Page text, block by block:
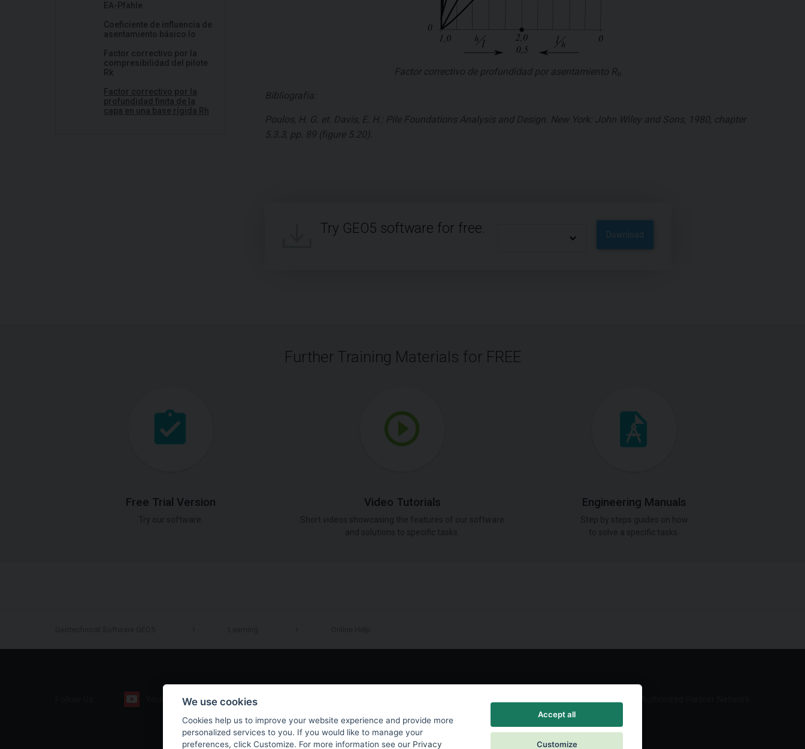
EA-Pfähle
Coeficiente de influencia de
asentamiento básico Io
Factor correctivo por la
compresibilidad del pilote
Rk
Factor correctivo por la
profundidad finita de la
capa en una base rígida Rh
Factor correctivo de profundidad por asentamiento Rh
Bibliografía:
Poulos, H. G. et. Davis, E. H.: Pile Foundations Analysis and Design. New York: John Wiley and Sons, 1980, chapter
5.3.3, pp. 89 (figure 5.20).
Try GEO5 software for free. Download
Further Training Materials for FREE
Free Trial Version Video Tutorials Engineering Manuals
Facebook
We use cookies
Cookies help us to improve your website experience and provide more
personalized services to you. If you would like to manage your
preferences, click Customize. For more information see our Privacy
Accept all
Customize